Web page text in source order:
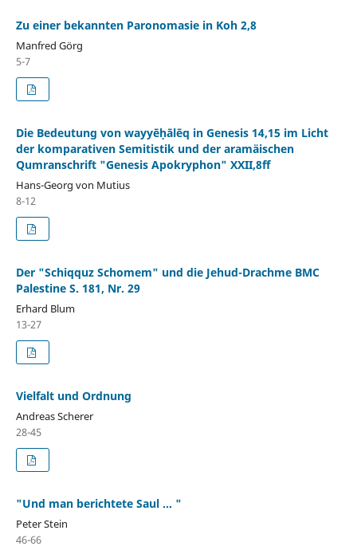
Zu einer bekannten Paronomasie in Koh 2,8
Manfred Görg
5-7
Die Bedeutung von wayyēḥālēq in Genesis 14,15 im Licht
der komparativen Semitistik und der aramäischen
Qumranschrift "Genesis Apokryphon" XXII,8ff
Hans-Georg von Mutius
8-12
Der "Schiqquz Schomem" und die Jehud-Drachme BMC
Palestine S. 181, Nr. 29
Erhard Blum
13-27
Vielfalt und Ordnung
Andreas Scherer
28-45
"Und man berichtete Saul ... "
Peter Stein
46-66